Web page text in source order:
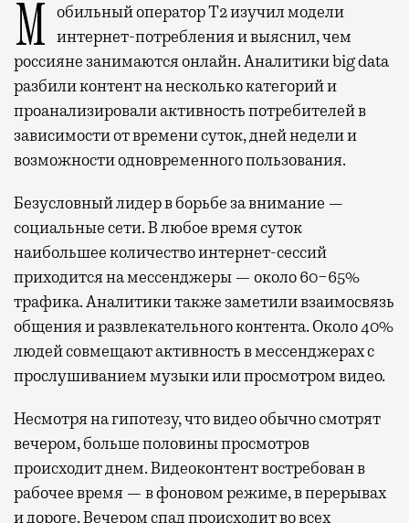
Мобильный оператор Т2 изучил модели интернет-потребления и выяснил, чем
россияне занимаются онлайн. Аналитики big data
разбили контент на несколько категорий и
проанализировали активность потребителей в
зависимости от времени суток, дней недели и
возможности одновременного пользования.
Безусловный лидер в борьбе за внимание —
социальные сети. В любое время суток
наибольшее количество интернет-сессий
приходится на мессенджеры — около 60−65%
трафика. Аналитики также заметили взаимосвязь
общения и развлекательного контента. Около 40%
людей совмещают активность в мессенджерах с
прослушиванием музыки или просмотром видео.
Несмотря на гипотезу, что видео обычно смотрят
вечером, больше половины просмотров
происходит днем. Видеоконтент востребован в
рабочее время — в фоновом режиме, в перерывах
и дороге. Вечером спад происходит во всех